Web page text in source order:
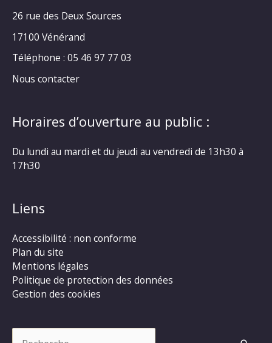
26 rue des Deux Sources
17100 Vénérand
Téléphone : 05 46 97 77 03
Nous contacter
Horaires d’ouverture au public :
Du lundi au mardi et du jeudi au vendredi de 13h30 à
17h30
Liens
Accessibilité : non conforme
Plan du site
Mentions légales
Politique de protection des données
Gestion des cookies